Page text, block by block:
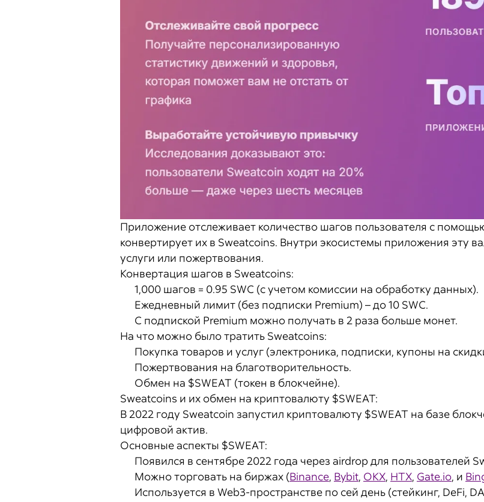
Приложение отслеживает количество шагов пользователя с
конвертирует их в Sweatcoins. Внутри экосистемы приложения эту
услуги или пожертвования.
Конвертация шагов в Sweatcoins:
1,000 шагов = 0.95 SWC (с учетом комиссии на обработку данных).
Ежедневный лимит (без подписки Premium) – до 10 SWC.
С подпиской Premium можно получать в 2 раза больше монет.
На что можно было тратить Sweatcoins:
Покупка товаров и услуг (электроника, подписки, купоны на
Пожертвования на благотворительность.
Обмен на $SWEAT (токен в блокчейне).
Sweatcoins и их обмен на криптовалюту $SWEAT:
В 2022 году Sweatcoin запустил криптовалюту $SWEAT на базе
цифровой актив.
Основные аспекты $SWEAT:
Появился в сентябре 2022 года через airdrop для пользователей
Можно торговать на биржах (Binance, Bybit, OKX, HTX, Gate.io, и
Используется в Web3-пространстве по сей день (стейкинг, DeFi,